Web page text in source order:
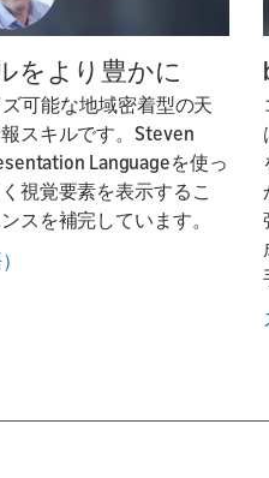
をより豊かに
可能な地域密着型の天
スキルです。Steven
Languageを使っ
視覚要素を表示するこ
スを補完しています。